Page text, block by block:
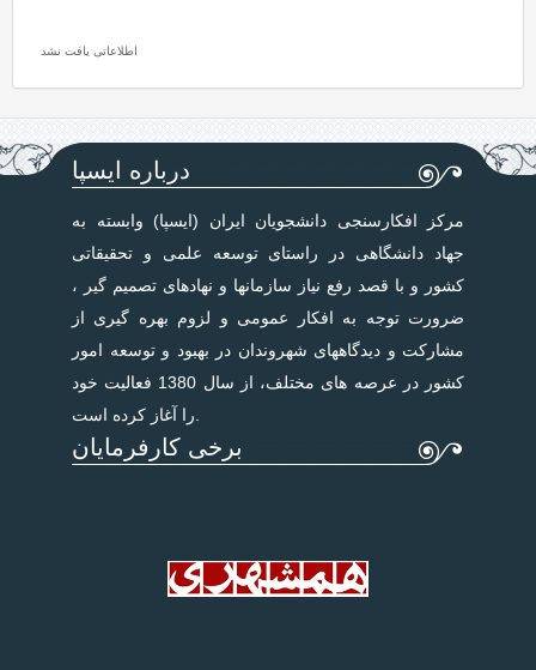
اطلاعاتی یافت نشد
درباره ایسپا
مرکز افکارسنجی دانشجویان ایران (ایسپا) وابسته به
جهاد دانشگاهی در راستای توسعه علمی و تحقیقاتی
کشور و با قصد رفع نیاز سازمانها و نهادهای تصمیم گیر ،
ضرورت توجه به افکار عمومی و لزوم بهره گیری از
مشارکت و دیدگاههای شهروندان در بهبود و توسعه امور
کشور در عرصه های مختلف، از سال 1380 فعالیت خود
برخی کارفرمایان